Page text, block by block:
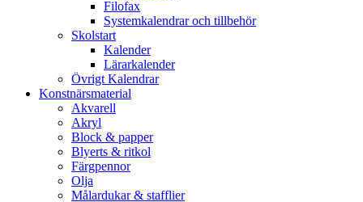
Filofax
Systemkalendrar och tillbehör
Skolstart
Kalender
Lärarkalender
Övrigt Kalendrar
Konstnärsmaterial
Akvarell
Akryl
Block & papper
Blyerts & ritkol
Färgpennor
Olja
Målardukar & stafflier